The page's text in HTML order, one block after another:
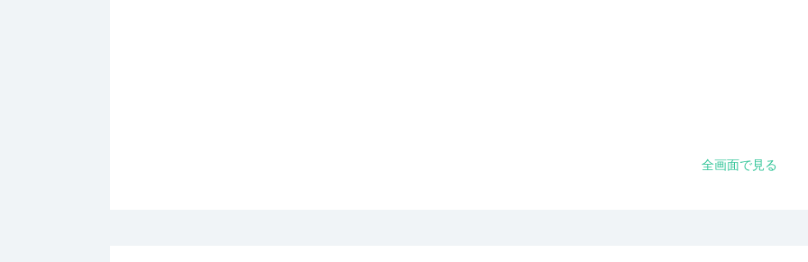
全画面で見る